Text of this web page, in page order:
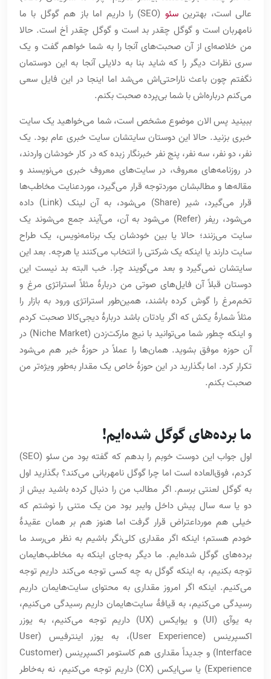
عالی است، بهترینسئو
(SEO) را داریم اما باز هم گوگل با ما
نامهربان است و گوگل چقدر بد است و گوگل چقدر اَخ است. حالا
من خلاصه‌ای از آن صحبت‌های آنجا را به شما خواهم گفت و یک
سری نظرات دیگر را که شاید بنا به دلایلی آنجا به این دوستمان
نگفتم چون باعث ناراحتی‌اش می‌شد اما اینجا در این فایل سعی
می‌کنم درباره‌اش با شما بی‌پرده صحبت بکنم.
ببینید پس الان موضوع مشخص است، شما می‌خواهید یک سایت
خبری بزنید. حالا این دوستان سایتشان سایت خبری عام بود. یک
نفر، دو نفر، سه نفر، پنج نفر خبرنگار زبده که در کار خودشان واردند،
در روزنامه‌های معروف، در سایت‌های معروف خبری می‌نویسند و
مقاله‌ها و مطالبشان موردتوجه قرار می‌گیرد، موردعنایت مخاطب‌ها
قرار می‌گیرد، شیر (Share) می‌شود، به آن لینک (Link) داده
می‌شود، ریفر (Refer) می‌شود به آن، می‌آیند جمع می‌شوند یک
سایت می‌زنند؛ حالا یا بین خودشان یک برنامه‌نویس، یک طراح
سایت دارند یا اینکه یک شرکتی را انتخاب می‌کنند یا هرچه. بعد این
سایتشان نمی‌گیرد و بعد می‌گویند چرا. خب البته بد نیست این
دوستان قبلاً آن فایل‌های صوتی من دربارۀ مثلاً استراتژی مرغ و
تخم‌مرغ را گوش کرده باشند، همین‌طور استراتژی ورود به بازار را
مثلاً شمارۀ یکش که اگر یادتان باشد دربارۀ دیجی‌کالا صحبت کردم
و اینکه چطور شما می‌توانید با نیچ مارکت‌زدن (Niche Market)‌ در
آن حوزه موفق بشوید. همان‌ها را عملاً در حوزۀ خبر هم می‌شود
تکرار کرد. اما بگذارید در این حوزۀ خاص یک مقدار به‌طور ویژه‌تر من
صحبت بکنم.
ما برده‌های گوگل شده‌ایم!
اول جواب این دوست خوبم را بدهم که گفته بود من سئو (SEO)
کردم، فوق‌العاده است اما چرا گوگل نامهربانی می‌کند؟ بگذارید اول
به گوگل لعنتی برسم. اگر مطالب من را دنبال کرده باشید بیش از
دو یا سه سال پیش داخل وایبر بود من یک متنی را نوشتم که
خیلی هم مورداعتراض قرار گرفت اما هنوز هم بر همان عقیدۀ
خودم هستم؛ اینکه اگر مقداری کلی‌نگر باشیم به نظر می‌رسد ما
برده‌های گوگل شده‌ایم. ما دیگر به‌جای اینکه به مخاطب‌هایمان
توجه بکنیم، به اینکه گوگل به چه کسی توجه می‌کند داریم توجه
می‌کنیم. اینکه اگر امروز مقداری به محتوای سایت‌هایمان داریم
رسیدگی می‌کنیم، به قیافۀ سایت‌هایمان داریم رسیدگی می‌کنیم،
به یوآی (UI) و یوایکس (UX) داریم توجه می‌کنیم، به یوزر
اکسپرینس (User Experience)، به یوزر اینترفیس (User
Interface) و جدیداً مقداری هم کاستومر اکسپرینس (Customer
Experience) یا سی‌ایکس (CX) داریم توجه می‌کنیم، نه به‌خاطر